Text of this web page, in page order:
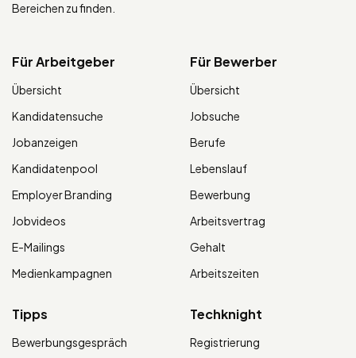
Bereichen zu finden.
Für Arbeitgeber
Übersicht
Kandidatensuche
Jobanzeigen
Kandidatenpool
Employer Branding
Jobvideos
E-Mailings
Medienkampagnen
Für Bewerber
Übersicht
Jobsuche
Berufe
Lebenslauf
Bewerbung
Arbeitsvertrag
Gehalt
Arbeitszeiten
Tipps
Bewerbungsgespräch
Techknight
Registrierung